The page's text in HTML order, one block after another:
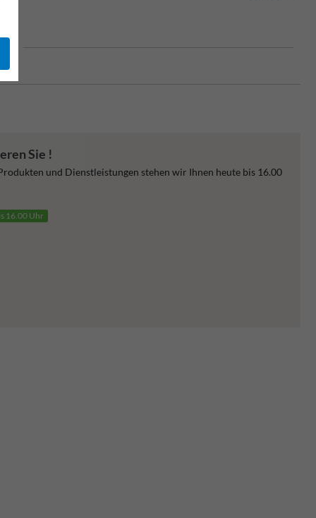
Sie !
und Dienstleistungen stehen wir Ihnen heute bis 16.00
16.00 Uhr